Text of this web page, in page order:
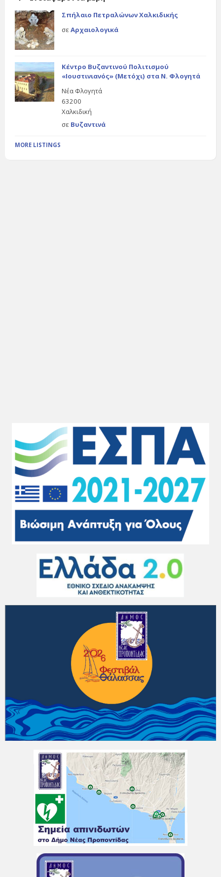
Σπήλαιο Πετραλώνων Χαλκιδικής
σε Αρχαιολογικά
Κέντρο Βυζαντινού Πολιτισμού
«Ιουστινιανός» (Μετόχι) στα Ν. Φλογητά
Νέα Φλογητά
63200
Χαλκιδική
σε Βυζαντινά
MORE LISTINGS